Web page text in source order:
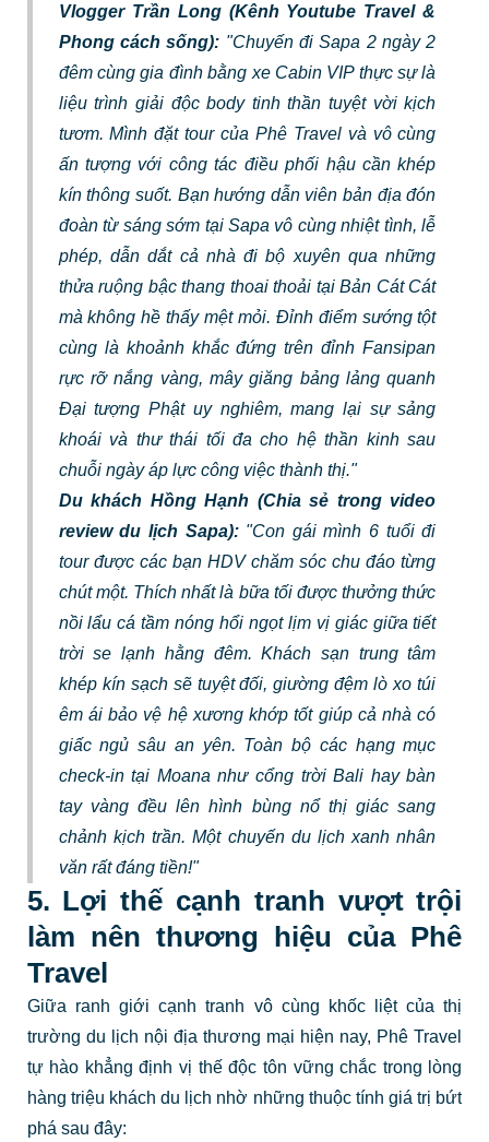
Vlogger Trần Long (Kênh Youtube Travel &
Phong cách sống): "Chuyến đi Sapa 2 ngày 2
đêm cùng gia đình bằng xe Cabin VIP thực sự là
liệu trình giải độc body tinh thần tuyệt vời kịch
tươm. Mình đặt tour của Phê Travel và vô cùng
ấn tượng với công tác điều phối hậu cần khép
kín thông suốt. Bạn hướng dẫn viên bản địa đón
đoàn từ sáng sớm tại Sapa vô cùng nhiệt tình, lễ
phép, dẫn dắt cả nhà đi bộ xuyên qua những
thửa ruộng bậc thang thoai thoải tại Bản Cát Cát
mà không hề thấy mệt mỏi. Đỉnh điểm sướng tột
cùng là khoảnh khắc đứng trên đỉnh Fansipan
rực rỡ nắng vàng, mây giăng bảng lảng quanh
Đại tượng Phật uy nghiêm, mang lại sự sảng
khoái và thư thái tối đa cho hệ thần kinh sau
chuỗi ngày áp lực công việc thành thị."
Du khách Hồng Hạnh (Chia sẻ trong video
review du lịch Sapa):"Con gái mình 6 tuổi đi
tour được các bạn HDV chăm sóc chu đáo từng
chút một. Thích nhất là bữa tối được thưởng thức
nồi lẩu cá tầm nóng hổi ngọt lịm vị giác giữa tiết
trời se lạnh hằng đêm. Khách sạn trung tâm
khép kín sạch sẽ tuyệt đối, giường đệm lò xo túi
êm ái bảo vệ hệ xương khớp tốt giúp cả nhà có
giấc ngủ sâu an yên. Toàn bộ các hạng mục
check-in tại Moana như cổng trời Bali hay bàn
tay vàng đều lên hình bùng nổ thị giác sang
chảnh kịch trần. Một chuyến du lịch xanh nhân
văn rất đáng tiền!"
5. Lợi thế cạnh tranh vượt trội
làm nên thương hiệu của Phê
Travel
Giữa ranh giới cạnh tranh vô cùng khốc liệt của thị
trường du lịch nội địa thương mại hiện nay, Phê Travel
tự hào khẳng định vị thế độc tôn vững chắc trong lòng
hàng triệu khách du lịch nhờ những thuộc tính giá trị bứt
phá sau đây: